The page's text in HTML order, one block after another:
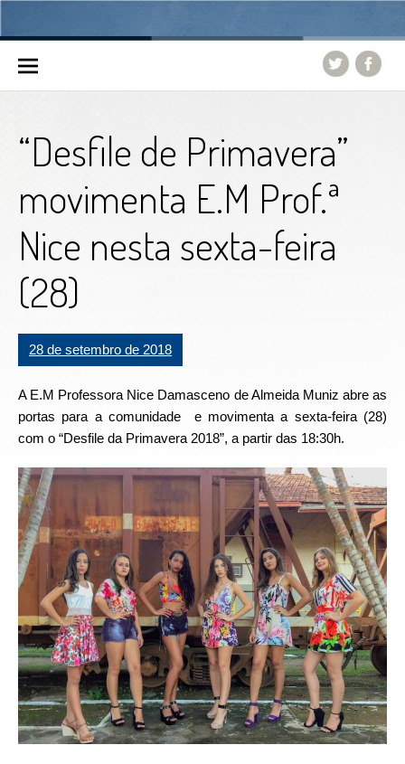
“Desfile de Primavera”
movimenta E.M Prof.ª
Nice nesta sexta-feira
(28)
28 de setembro de 2018
A E.M Professora Nice Damasceno de Almeida Muniz abre as
portas para a comunidade e movimenta a sexta-feira (28)
com o “Desfile da Primavera 2018”, a partir das 18:30h.